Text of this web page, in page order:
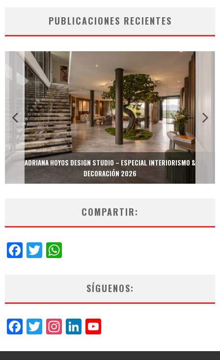
PUBLICACIONES RECIENTES
ADRIANA HOYOS DESIGN STUDIO – ESPECIAL INTERIORISMO &
DECORACIÓN 2026
COMPARTIR:
Facebook
Twitter
SÍGUENOS:
Facebook
Twitter
Instagram
LinkedIn